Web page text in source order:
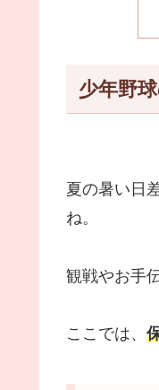
少年野
夏の暑い日
ね。
観戦やお手
ここでは、